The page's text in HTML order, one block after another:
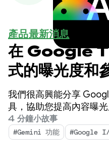
產品最新消息
在 Google
式的曝光度和
我們很高興能分享
具，協助您提高內容曝
好準備。
4 分鐘小故事
#Gemini 功能 #Google